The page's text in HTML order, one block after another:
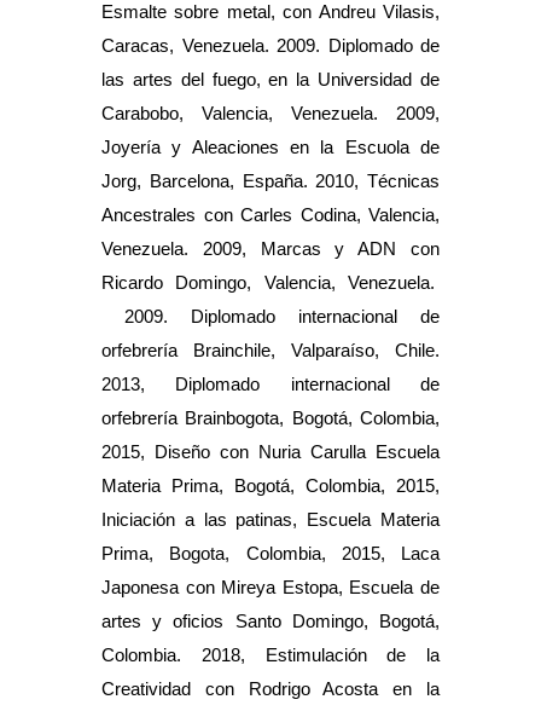
Esmalte sobre metal, con Andreu Vilasis,
Caracas, Venezuela. 2009. Diplomado de
las artes del fuego, en la Universidad de
Carabobo, Valencia, Venezuela. 2009,
Joyería y Aleaciones en la Escuola de
Jorg, Barcelona, España. 2010, Técnicas
Ancestrales con Carles Codina, Valencia,
Venezuela. 2009, Marcas y ADN con
Ricardo Domingo, Valencia, Venezuela.
2009. Diplomado internacional de
orfebrería Brainchile, Valparaíso, Chile.
2013, Diplomado internacional de
orfebrería Brainbogota, Bogotá, Colombia,
2015, Diseño con Nuria Carulla Escuela
Materia Prima, Bogotá, Colombia, 2015,
Iniciación a las patinas, Escuela Materia
Prima, Bogota, Colombia, 2015, Laca
Japonesa con Mireya Estopa, Escuela de
artes y oficios Santo Domingo, Bogotá,
Colombia. 2018, Estimulación de la
Creatividad con Rodrigo Acosta en la